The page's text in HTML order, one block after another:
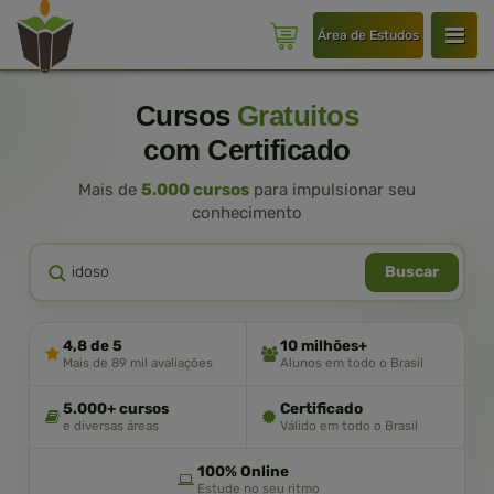
Área de Estudos
Cursos Gratuitos
com Certificado
Mais de 5.000 cursos para impulsionar seu
conhecimento
Buscar
4,8 de 5
Mais de 89 mil avaliações
10 milhões+
Alunos em todo o Brasil
5.000+ cursos
e diversas áreas
Certificado
Válido em todo o Brasil
100% Online
Estude no seu ritmo